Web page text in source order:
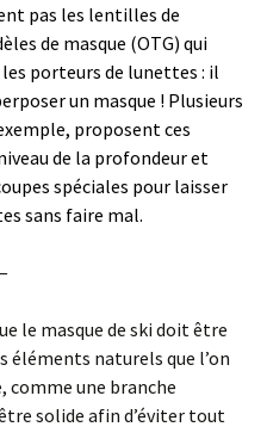
pas les lentilles de
de masque (OTG) qui
porteurs de lunettes : il
un masque ! Plusieurs
proposent ces
de la profondeur et
spéciales pour laisser
sans faire mal.
le masque de ski doit être
naturels que l’on
une branche
solide afin d’éviter tout